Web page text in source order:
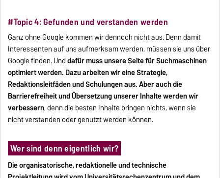
#Topic 4: Gefunden und verstanden werden
Ganz ohne Google kommen wir dennoch nicht aus. Denn damit
Interessenten auf uns aufmerksam werden, müssen sie uns über
Google finden. Unddafür muss unsere Seite für Suchmaschinen
optimiert werden. Dazu arbeiten wir eine Strategie,
Redaktionsleitfäden und Schulungen aus. Aber auch die
Barrierefreiheit und Übersetzung unserer Inhalte werden wir
verbessern, denn die besten Inhalte bringen nichts, wenn sie
nicht verstanden oder genutzt werden können.
Wer sind denn eigentlich wir?
Die organisatorische, redaktionelle und technische